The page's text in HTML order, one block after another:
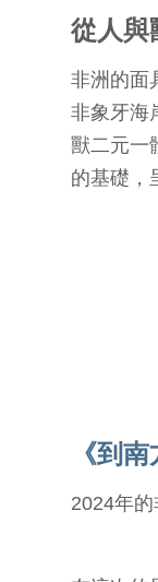
從人與
非洲的面
非象牙海
獸二元一
的基礎，
《到
2024年